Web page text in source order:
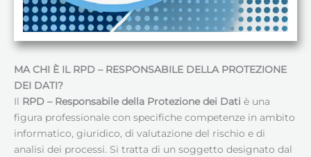
MA CHI È IL RPD – RESPONSABILE DELLA PROTEZIONE
DEI DATI?
Il RPD – Responsabile della Protezione dei Dati è una
figura professionale con specifiche competenze in ambito
informatico, giuridico, di valutazione del rischio e di
analisi dei processi. Si tratta di un soggetto designato dal